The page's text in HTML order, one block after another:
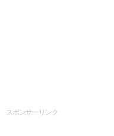
スポンサーリンク